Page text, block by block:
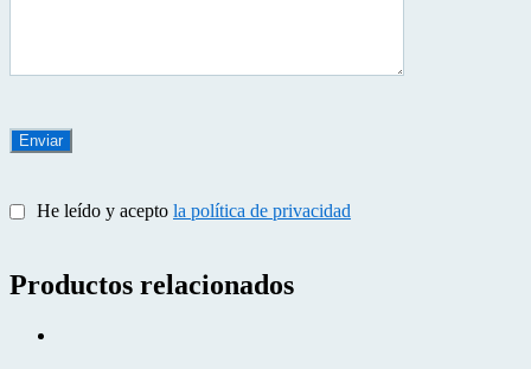
He leído y acepto la política de privacidad
Productos relacionados